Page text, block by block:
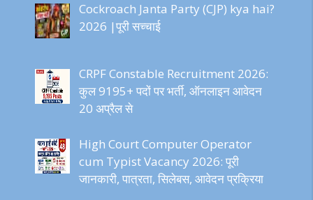
Cockroach Janta Party (CJP) kya hai?
2026 |पूरी सच्चाई
CRPF Constable Recruitment 2026:
कुल 9195+ पदों पर भर्ती, ऑनलाइन आवेदन
20 अप्रैल से
High Court Computer Operator
cum Typist Vacancy 2026: पूरी
जानकारी, पात्रता, सिलेबस, आवेदन प्रक्रिया